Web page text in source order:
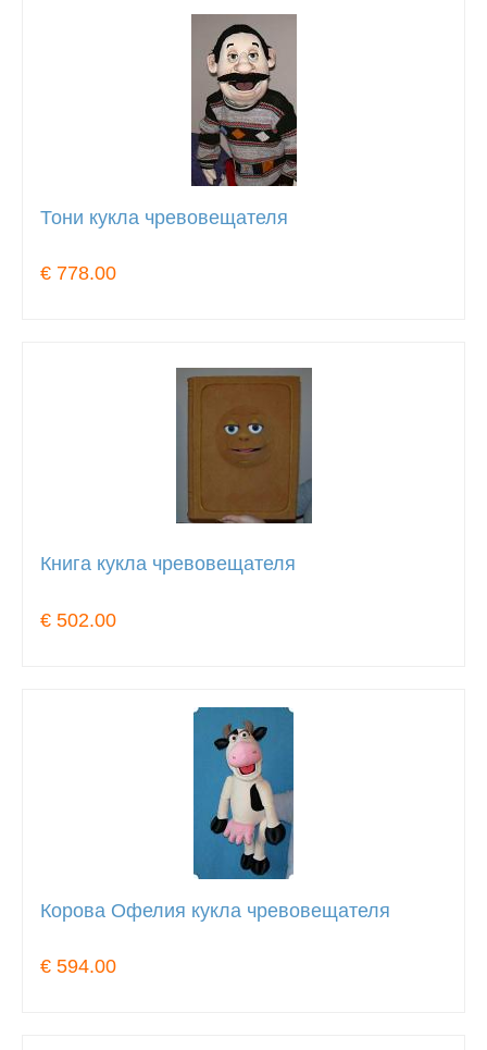
Тони кукла чревовещателя
€ 778.00
Книга кукла чревовещателя
€ 502.00
Корова Офелия кукла чревовещателя
€ 594.00